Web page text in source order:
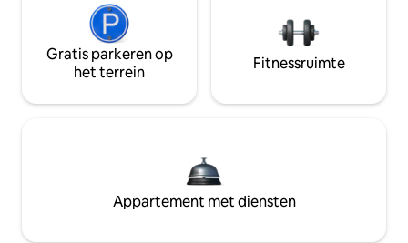
Gratis parkeren op
het terrein
Fitnessruimte
Appartement met diensten